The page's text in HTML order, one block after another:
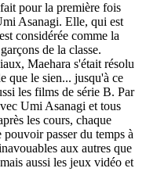
pour la première fois
Asanagi. Elle, qui est
considérée comme la
de la classe.
Maehara s'était résolu
que le sien... jusqu'à ce
les films de série B. Par
Umi Asanagi et tous
les cours, chaque
passer du temps à
aux autres que
aussi les jeux vidéo et